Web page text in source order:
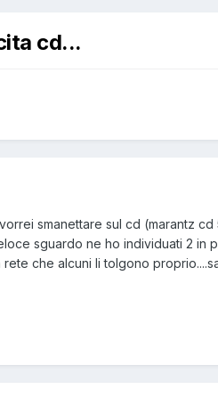
cd...
smanettare sul cd (marantz
sguardo ne ho individuati 2 in
rete che alcuni li tolgono